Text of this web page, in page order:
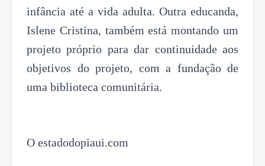
infância até a vida adulta. Outra educanda,
Islene Cristina, também está montando um
projeto próprio para dar continuidade aos
objetivos do projeto, com a fundação de
uma biblioteca comunitária.
O estadodopiaui.com